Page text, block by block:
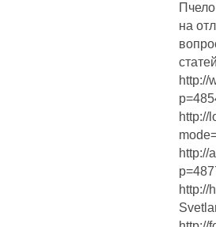
на
http://
http://
http://
http://